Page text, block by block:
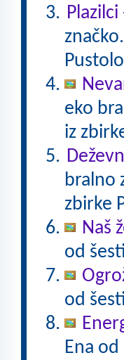
eko
iz
bralno
zbirke
Naš
od
od
Ena